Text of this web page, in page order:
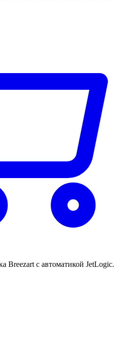
Breezart с автоматикой JetLogic.